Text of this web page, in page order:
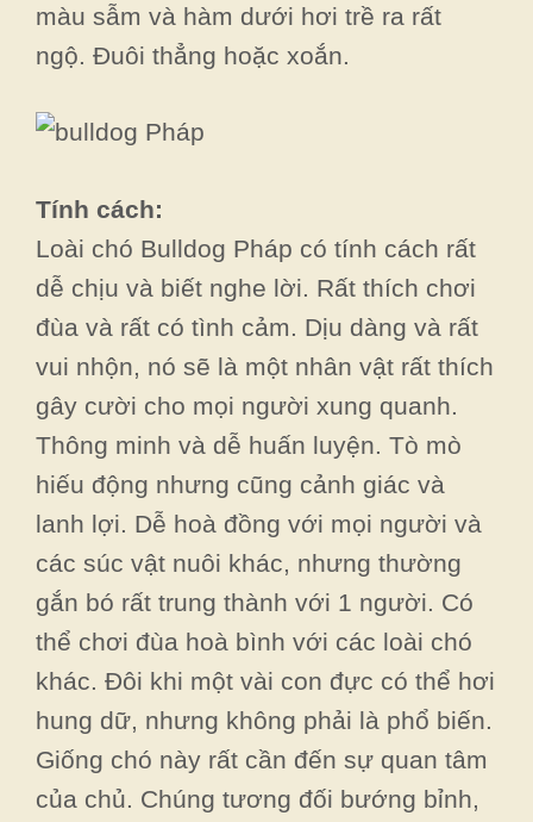
màu sẫm và hàm dưới hơi trề ra rất
ngộ. Đuôi thẳng hoặc xoắn.
Tính cách:
Loài chó Bulldog Pháp có tính cách rất
dễ chịu và biết nghe lời. Rất thích chơi
đùa và rất có tình cảm. Dịu dàng và rất
vui nhộn, nó sẽ là một nhân vật rất thích
gây cười cho mọi người xung quanh.
Thông minh và dễ huấn luyện. Tò mò
hiếu động nhưng cũng cảnh giác và
lanh lợi. Dễ hoà đồng với mọi người và
các súc vật nuôi khác, nhưng thường
gắn bó rất trung thành với 1 người. Có
thể chơi đùa hoà bình với các loài chó
khác. Đôi khi một vài con đực có thể hơi
hung dữ, nhưng không phải là phổ biến.
Giống chó này rất cần đến sự quan tâm
của chủ. Chúng tương đối bướng bỉnh,